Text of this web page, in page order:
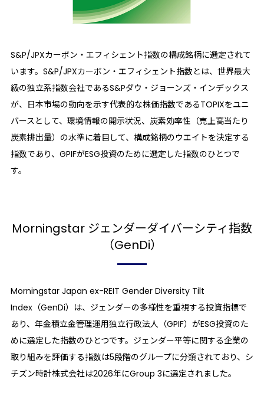
S&P/JPXカーボン・エフィシェント指数の構成銘柄に選定されて
います。S&P/JPXカーボン・エフィシェント指数とは、世界最大
級の独立系指数会社であるS&Pダウ・ジョーンズ・インデックス
が、日本市場の動向を示す代表的な株価指数であるTOPIXをユニ
バースとして、環境情報の開示状況、炭素効率性（売上高当たり
炭素排出量）の水準に着目して、構成銘柄のウエイトを決定する
指数であり、GPIFがESG投資のために選定した指数のひとつで
す。
Morningstar ジェンダーダイバーシティ指数
（GenDi）
Morningstar Japan ex-REIT Gender Diversity Tilt
Index（GenDi）は、ジェンダーの多様性を重視する投資指標で
あり、年金積立金管理運用独立行政法人（GPIF）がESG投資のた
めに選定した指数のひとつです。ジェンダー平等に関する企業の
取り組みを評価する指数は5段階のグループに分類されており、シ
チズン時計株式会社は2026年にGroup 3に選定されました。